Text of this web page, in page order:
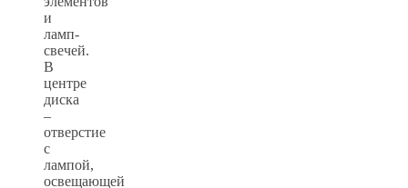
и
ламп-
свечей.
В
центре
диска
–
отверстие
с
лампой,
освещающей